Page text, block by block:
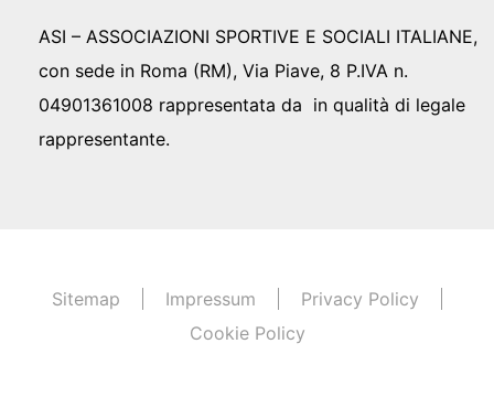
ASI – ASSOCIAZIONI SPORTIVE E SOCIALI ITALIANE,
con sede in Roma (RM), Via Piave, 8 P.IVA n.
04901361008 rappresentata da in qualità di legale
rappresentante.
Sitemap Impressum
Privacy Policy
Cookie Policy